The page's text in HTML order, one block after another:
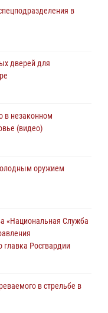
в
дверей для
в незаконном
(видео)
оружием
«Национальная Служба
Росгвардии
в стрельбе в